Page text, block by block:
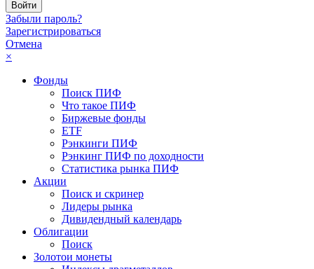
Забыли пароль?
Зарегистрироваться
Отмена
×
Фонды
Поиск ПИФ
Что такое ПИФ
Биржевые фонды
ETF
Рэнкинги ПИФ
Рэнкинг ПИФ по доходности
Статистика рынка ПИФ
Акции
Поиск и скринер
Лидеры рынка
Дивидендный календарь
Облигации
Поиск
Золотои монеты